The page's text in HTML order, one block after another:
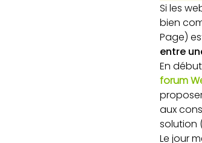
Si les
bien
Page)
entre
En
forum
aux
solution
Le jour